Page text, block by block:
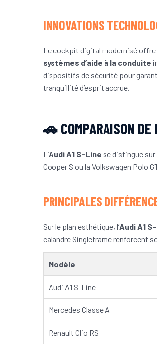
INNOVATIONS
Le cockpit digital modernisé offre
systèmes d’aide à la conduite
dispositifs de sécurité pour
tranquillité d’esprit accrue.
🚗 COMPARAISON DE
L’Audi A1 S-Line se distingue
Cooper S ou la Volkswagen Polo
PRINCIPALES
Sur le plan esthétique, l’Audi A1
calandre Singleframe renforcent
Modèle
Audi A1 S-Line
Mercedes Classe A
Renault Clio RS